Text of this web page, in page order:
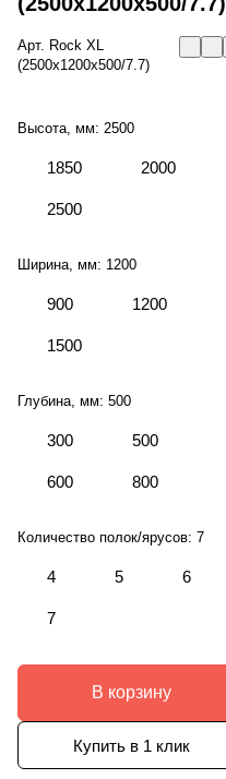
Арт. Rock XL
(2500x1200x500/7.7)
Высота, мм: 2500
1850 2000
2500
Ширина, мм: 1200
900 1200
1500
Глубина, мм: 500
300 500
600 800
Количество полок/ярусов: 7
4 5 6
7
В корзину
Купить в 1 клик